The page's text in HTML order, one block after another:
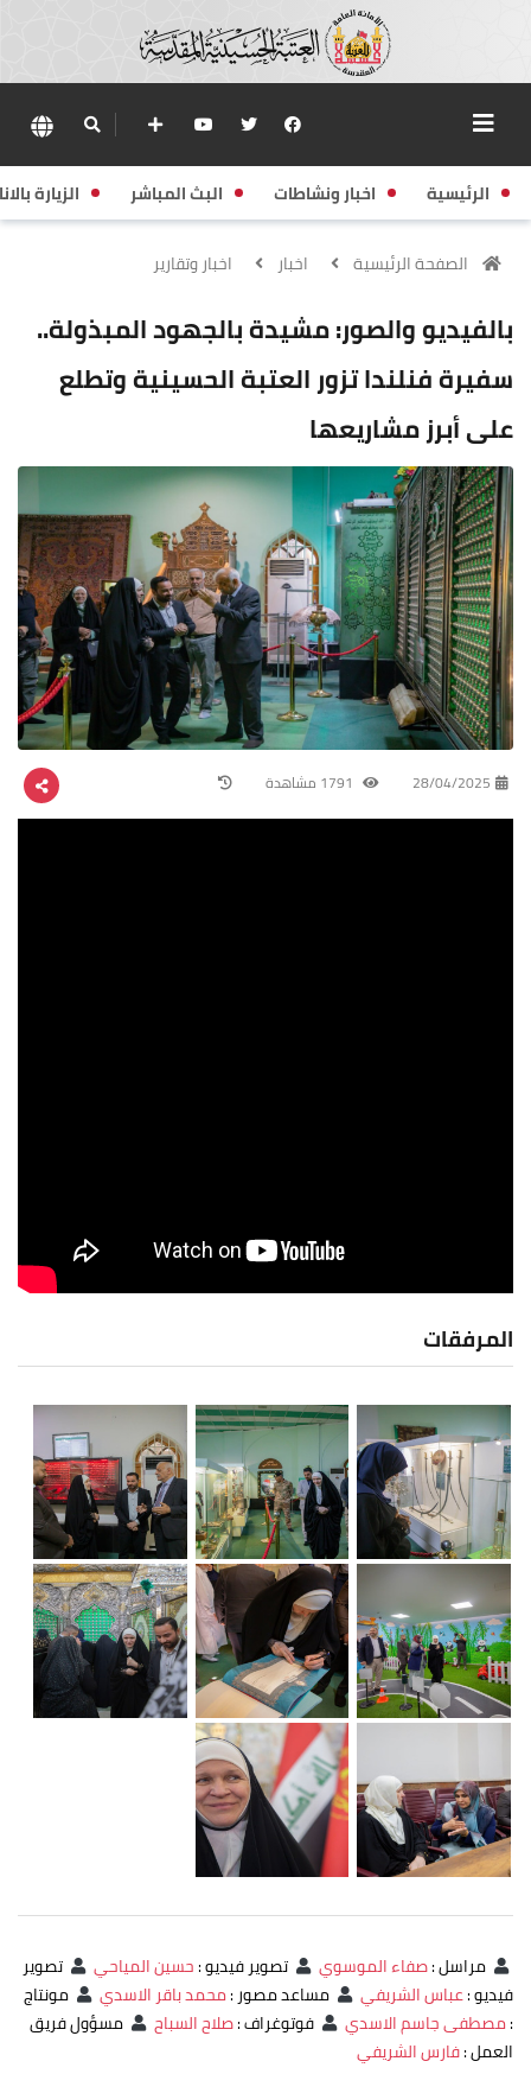
الرئيسية اخبار ونشاطات البث المباشر الزيارة
الصفحة الرئيسية اخبار اخبار وتقارير
بالفيديو والصور: مشيدة بالجهود المبذولة..
سفيرة فنلندا تزور العتبة الحسينية وتطلع
على أبرز مشاريعها
28/04/2025
المرفقات
مراسل:صفاء الموسوي تصوير فيديو:حسين المياحي
تصوير
فيديو:عباس الشريفي مساعد مصور:محمد باقر الاسدي
مونتاج
:مصطفى جاسم الاسدي فوتوغراف:صلاح السباح
مسؤول فريق
العمل:فارس الشريفي